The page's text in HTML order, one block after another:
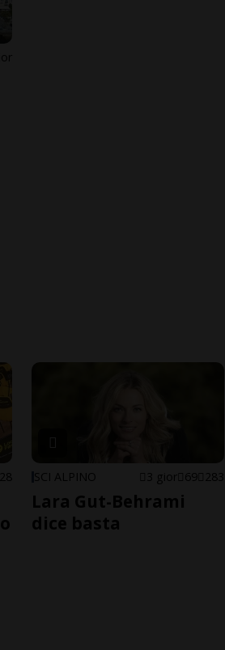
SCI ALPINO 3 gior 69 283
Lara Gut-Behrami
dice basta